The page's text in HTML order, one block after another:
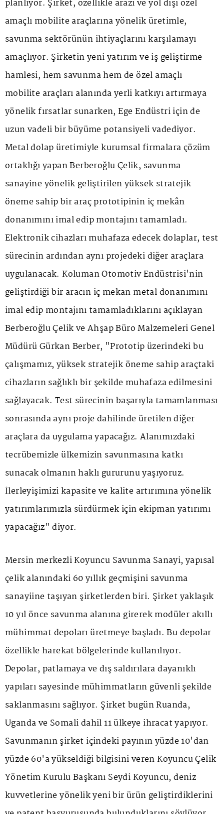
planlıyor. Şirket, özellikle arazi ve yol dışı özel
amaçlı mobilite araçlarına yönelik üretimle,
savunma sektörünün ihtiyaçlarını karşılamayı
amaçlıyor. Şirketin yeni yatırım ve iş geliştirme
hamlesi, hem savunma hem de özel amaçlı
mobilite araçları alanında yerli katkıyı artırmaya
yönelik fırsatlar sunarken, Ege Endüstri için de
uzun vadeli bir büyüme potansiyeli vadediyor.
Metal dolap üretimiyle kurumsal firmalara çözüm
ortaklığı yapan Berberoğlu Çelik, savunma
sanayine yönelik geliştirilen yüksek stratejik
öneme sahip bir araç prototipinin iç mekân
donanımını imal edip montajını tamamladı.
Elektronik cihazları muhafaza edecek dolaplar, test
sürecinin ardından aynı projedeki diğer araçlara
uygulanacak. Koluman Otomotiv Endüstrisi'nin
geliştirdiği bir aracın iç mekan metal donanımını
imal edip montajını tamamladıklarını açıklayan
Berberoğlu Çelik ve Ahşap Büro Malzemeleri Genel
Müdürü Gürkan Berber, "Prototip üzerindeki bu
çalışmamız, yüksek stratejik öneme sahip araçtaki
cihazların sağlıklı bir şekilde muhafaza edilmesini
sağlayacak. Test sürecinin başarıyla tamamlanması
sonrasında aynı proje dahilinde üretilen diğer
araçlara da uygulama yapacağız. Alanımızdaki
tecrübemizle ülkemizin savunmasına katkı
sunacak olmanın haklı gururunu yaşıyoruz.
İlerleyişimizi kapasite ve kalite artırımına yönelik
yatırımlarımızla sürdürmek için ekipman yatırımı
yapacağız" diyor.
Mersin merkezli Koyuncu Savunma Sanayi, yapısal
çelik alanındaki 60 yıllık geçmişini savunma
sanayiine taşıyan şirketlerden biri. Şirket yaklaşık
10 yıl önce savunma alanına girerek modüler akıllı
mühimmat depoları üretmeye başladı. Bu depolar
özellikle harekat bölgelerinde kullanılıyor.
Depolar, patlamaya ve dış saldırılara dayanıklı
yapıları sayesinde mühimmatların güvenli şekilde
saklanmasını sağlıyor. Şirket bugün Ruanda,
Uganda ve Somali dahil 11 ülkeye ihracat yapıyor.
Savunmanın şirket içindeki payının yüzde 10'dan
yüzde 60'a yükseldiği bilgisini veren Koyuncu Çelik
Yönetim Kurulu Başkanı Seydi Koyuncu, deniz
kuvvetlerine yönelik yeni bir ürün geliştirdiklerini